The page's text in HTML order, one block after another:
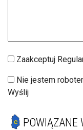
Zaakceptuj
Nie jestem
Wyślij
POWIĄZANE